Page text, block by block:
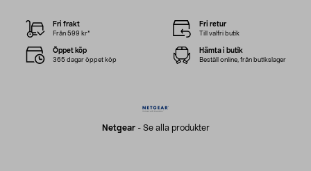
Netgear- Se alla produkter
Fri frakt
Från 599 kr*
Fri retur
Till valfri butik
Öppet köp
365 dagar öppet köp
Hämta i butik
Beställ online, från butikslager